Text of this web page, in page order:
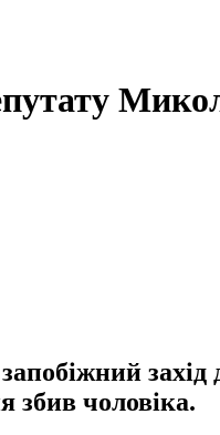
захід
збив чоловіка.